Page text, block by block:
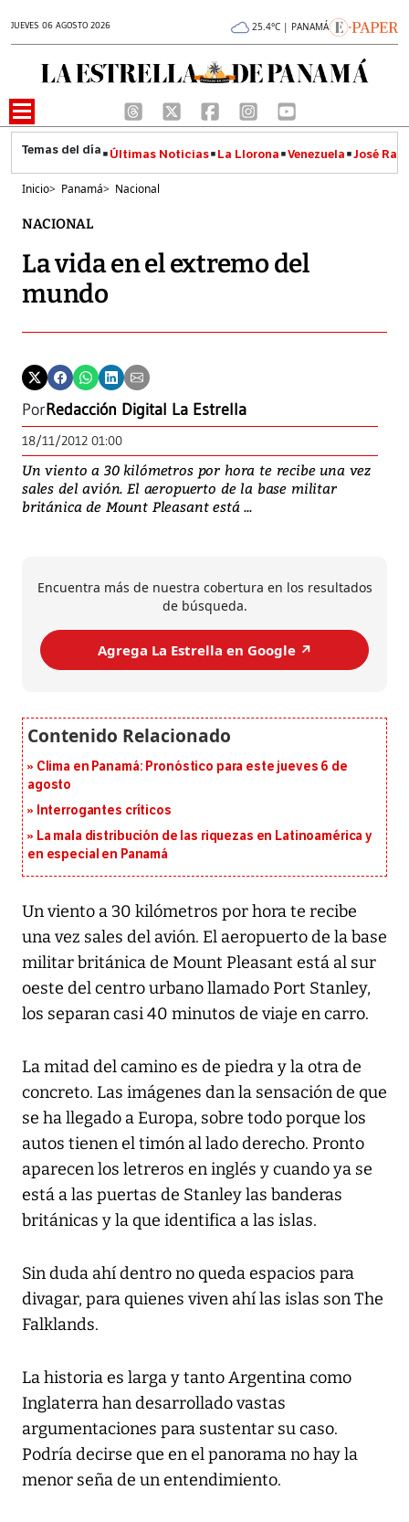
JUEVES 06 AGOSTO 2026 25.4°C | PANAMÁ
Últimas Noticias La Llorona Venezuela José
Inicio> Panamá> Nacional
NACIONAL
La vida en el extremo del
mundo
PorRedacción Digital La Estrella
18/11/2012 01:00
Un viento a 30 kilómetros por hora te recibe una vez
sales del avión. El aeropuerto de la base militar
británica de Mount Pleasant está ...
Encuentra más de nuestra cobertura en los resultados
de búsqueda.
Agrega La Estrella en Google ↗️
Clima en Panamá: Pronóstico para este jueves 6 de
agosto
Interrogantes críticos
La mala distribución de las riquezas en Latinoamérica y
en especial en Panamá
Un viento a 30 kilómetros por hora te recibe
una vez sales del avión. El aeropuerto de la base
militar británica de Mount Pleasant está al sur
oeste del centro urbano llamado Port Stanley,
los separan casi 40 minutos de viaje en carro.
La mitad del camino es de piedra y la otra de
concreto. Las imágenes dan la sensación de que
se ha llegado a Europa, sobre todo porque los
autos tienen el timón al lado derecho. Pronto
aparecen los letreros en inglés y cuando ya se
está a las puertas de Stanley las banderas
británicas y la que identifica a las islas.
Sin duda ahí dentro no queda espacios para
divagar, para quienes viven ahí las islas son The
Falklands.
La historia es larga y tanto Argentina como
Inglaterra han desarrollado vastas
argumentaciones para sustentar su caso.
Podría decirse que en el panorama no hay la
menor seña de un entendimiento.